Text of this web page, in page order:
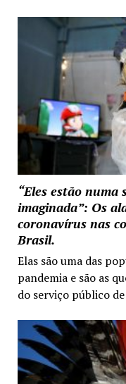
“Eles estão numa
imaginada”: Os
coronavírus nas
Brasil.
Elas são uma das
pandemia e são as
do serviço público